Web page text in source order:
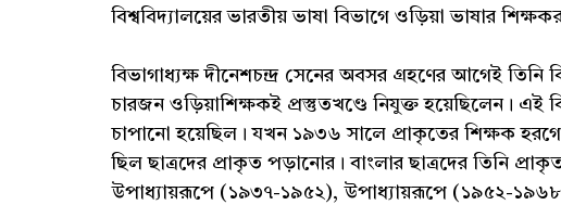
বিশ্ববিদ্যালয়ের ভারতীয় ভাষা বিভাগে ওড়িয়া ভাষার
বিভাগাধ্যক্ষ দীনেশচন্দ্র সেনের অবসর গ্রহণের আগেই
চারজন ওড়িয়াশিক্ষকই প্রস্তুতখণ্ডে নিযুক্ত হয়েছিলেন। এই
চাপানো হয়েছিল। যখন ১৯৩৬ সালে প্রাকৃতের শিক্ষক
ছিল ছাত্রদের প্রাকৃত পড়ানোর। বাংলার ছাত্রদের তিনি
উপাধ্যায়রূপে (১৯৩৭-১৯৫২), উপাধ্যায়রূপে (১৯৫২-